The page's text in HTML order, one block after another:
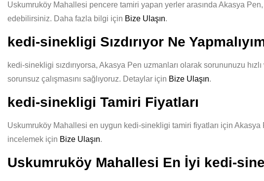
Uskumruköy Mahallesi pencere tamiri yapan yerler arasında Akasya
edebilirsiniz. Daha fazla bilgi için Bize Ulaşın.
kedi-sinekligi Sızdırıyor Ne
kedi-sinekligi sızdırıyorsa, Akasya Pen uzmanları olarak sorununuzu
sorunsuz çalışmasını sağlıyoruz. Detaylar için Bize Ulaşın.
kedi-sinekligi Tamiri Fiyatları
Uskumruköy Mahallesi en uygun kedi-sinekligi tamiri fiyatları için
incelemek için Bize Ulaşın.
Uskumruköy Mahallesi En İyi kedi-